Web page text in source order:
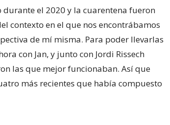
el 2020 y la cuarentena fueron
contexto en el que nos encontrábamos
de mí misma. Para poder llevarlas
con Jan, y junto con Jordi Rissech
las que mejor funcionaban. Así que
más recientes que había compuesto